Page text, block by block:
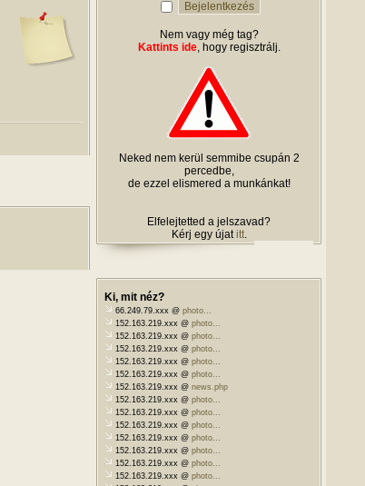
Nem vagy még tag?
Kattints ide, hogy regisztrálj.
Neked nem kerül semmibe csupán 2
percedbe,
de ezzel elismered a munkánkat!
Elfelejtetted a jelszavad?
Kérj egy újatitt.
Ki, mit néz?
66.249.79.xxx @ photo...
152.163.219.xxx @ photo...
152.163.219.xxx @ photo...
152.163.219.xxx @ photo...
152.163.219.xxx @ photo...
152.163.219.xxx @ photo...
152.163.219.xxx @ news.php
152.163.219.xxx @ photo...
152.163.219.xxx @ photo...
152.163.219.xxx @ photo...
152.163.219.xxx @ photo...
152.163.219.xxx @ photo...
152.163.219.xxx @ photo...
152.163.219.xxx @ photo...